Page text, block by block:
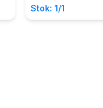
Stok: 1/1